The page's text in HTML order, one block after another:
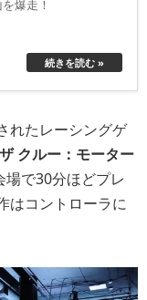
爆走！
続きを読む »
れたレーシングゲ
ザ クルー：モーター
場で30分ほどプレ
はコントローラに